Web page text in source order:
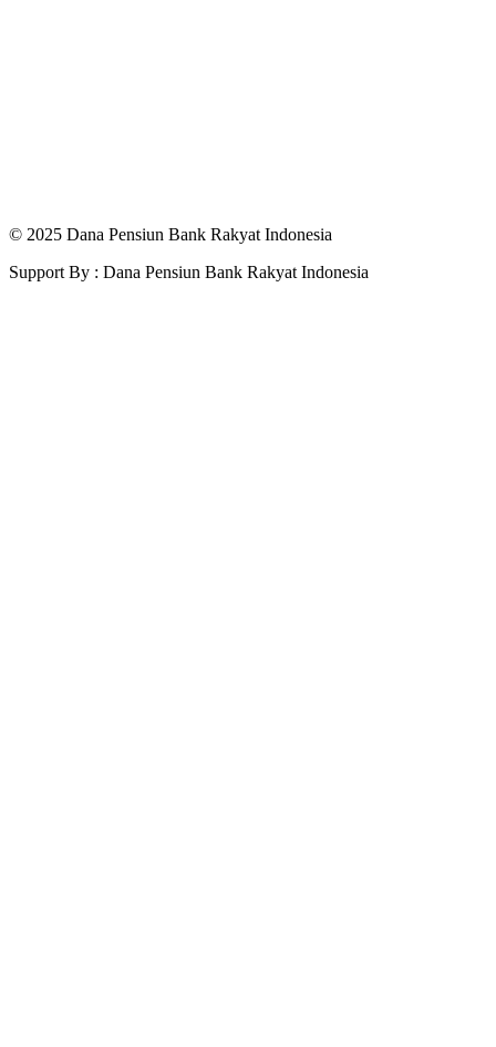
© 2025 Dana Pensiun Bank Rakyat Indonesia
Support By : Dana Pensiun Bank Rakyat Indonesia